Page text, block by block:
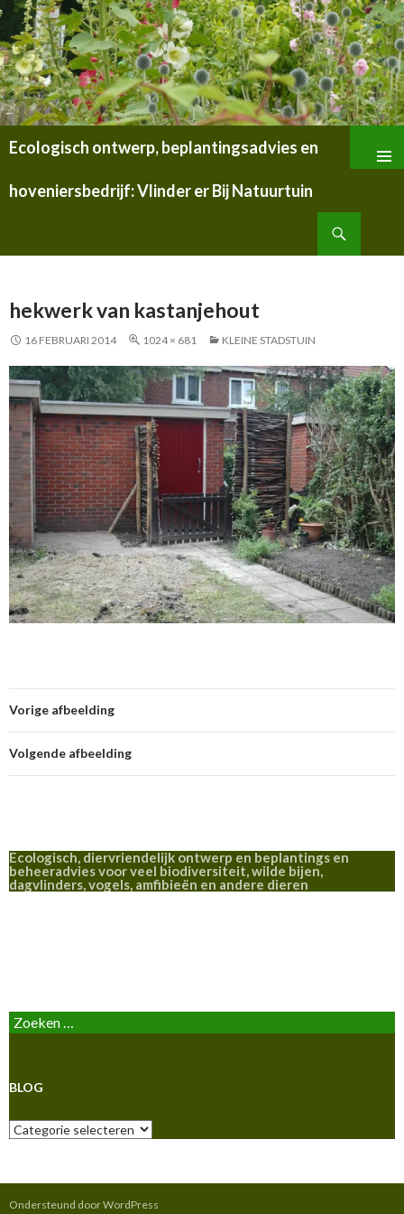
Ecologisch ontwerp, beplantingsadvies en
hoveniersbedrijf: Vlinder er Bij Natuurtuin
NAAR
INHOUD
hekwerk van kastanjehout
16 FEBRUARI 2014 1024 × 681 KLEINE STADSTUIN
Vorige afbeelding
Volgende afbeelding
Ecologisch, diervriendelijk ontwerp en beplantings en
beheeradvies voor veel biodiversiteit, wilde bijen,
dagvlinders, vogels, amfibieën en andere dieren
Zoeken
naar:
BLOG
Blog
Ondersteund door WordPress